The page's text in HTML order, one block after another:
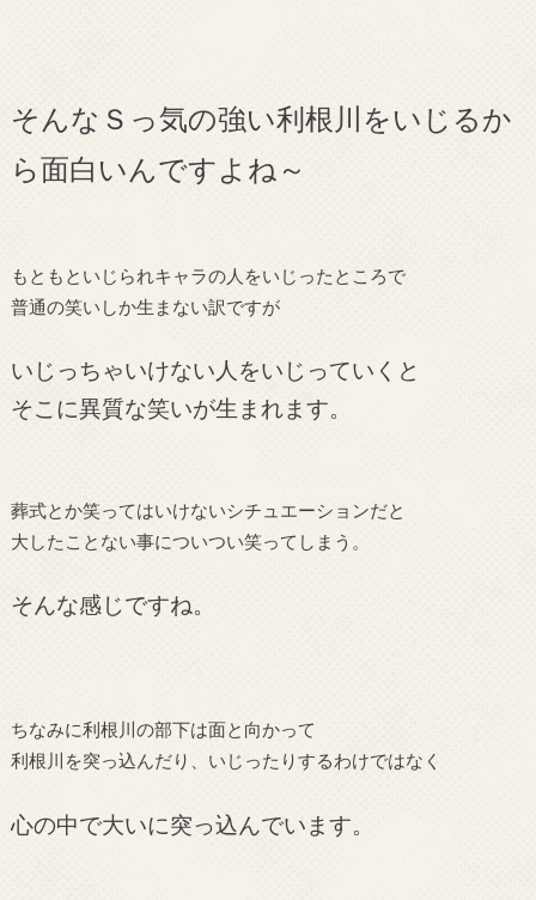
そんなＳっ気の強い利根川をいじるか
ら面白いんですよね～
もともといじられキャラの人をいじったところで
普通の笑いしか生まない訳ですが
いじっちゃいけない人をいじっていくと
そこに異質な笑いが生まれます。
葬式とか笑ってはいけないシチュエーションだと
大したことない事についつい笑ってしまう。
そんな感じですね。
ちなみに利根川の部下は面と向かって
利根川を突っ込んだり、いじったりするわけではなく
心の中で大いに突っ込んでいます。